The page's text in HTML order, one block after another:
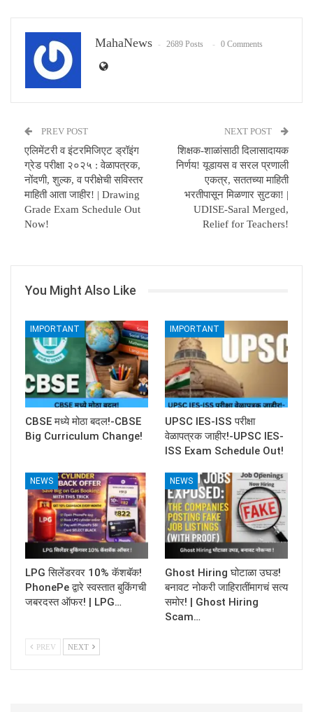
MahaNews 2689 Posts 0 Comments
PREV POST
एलिमेंटरी व इंटरमिजिएट ड्रॉइंग
ग्रेड परीक्षा २०२५ : वेळापत्रक,
नोंदणी, शुल्क, व परीक्षेची सविस्तर
माहिती आता जाहीर! | Drawing
Grade Exam Schedule Out
Now!
NEXT POST
शिक्षक-शाळांसाठी दिलासादायक
निर्णय! यूडायस व सरल प्रणाली
एकत्र, सततच्या माहिती
भरतीपासून मिळणार सुटका! |
UDISE-Saral Merged,
Relief for Teachers!
You Might Also Like
IMPORTANT
CBSE मध्ये मोठा बदल!-CBSE
Big Curriculum Change!
IMPORTANT
UPSC IES-ISS परीक्षा
वेळापत्रक जाहीर!-UPSC IES-
ISS Exam Schedule Out!
NEWS
LPG सिलेंडरवर 10% कॅशबॅक!
PhonePe द्वारे स्वस्तात बुकिंगची
जबरदस्त ऑफर! | LPG…
NEWS
Ghost Hiring घोटाळा उघड!
बनावट नोकरी जाहिरातींमागचं सत्य
समोर! | Ghost Hiring
Scam…
PREV NEXT